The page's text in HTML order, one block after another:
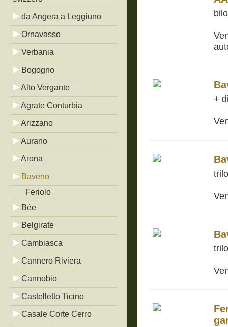
da Angera a Leggiuno
Ornavasso
Verbania
Bogogno
Alto Vergante
Agrate Conturbia
Arizzano
Aurano
Arona
Baveno
Feriolo
Bée
Belgirate
Cambiasca
Cannero Riviera
Cannobio
Castelletto Ticino
Casale Corte Cerro
+